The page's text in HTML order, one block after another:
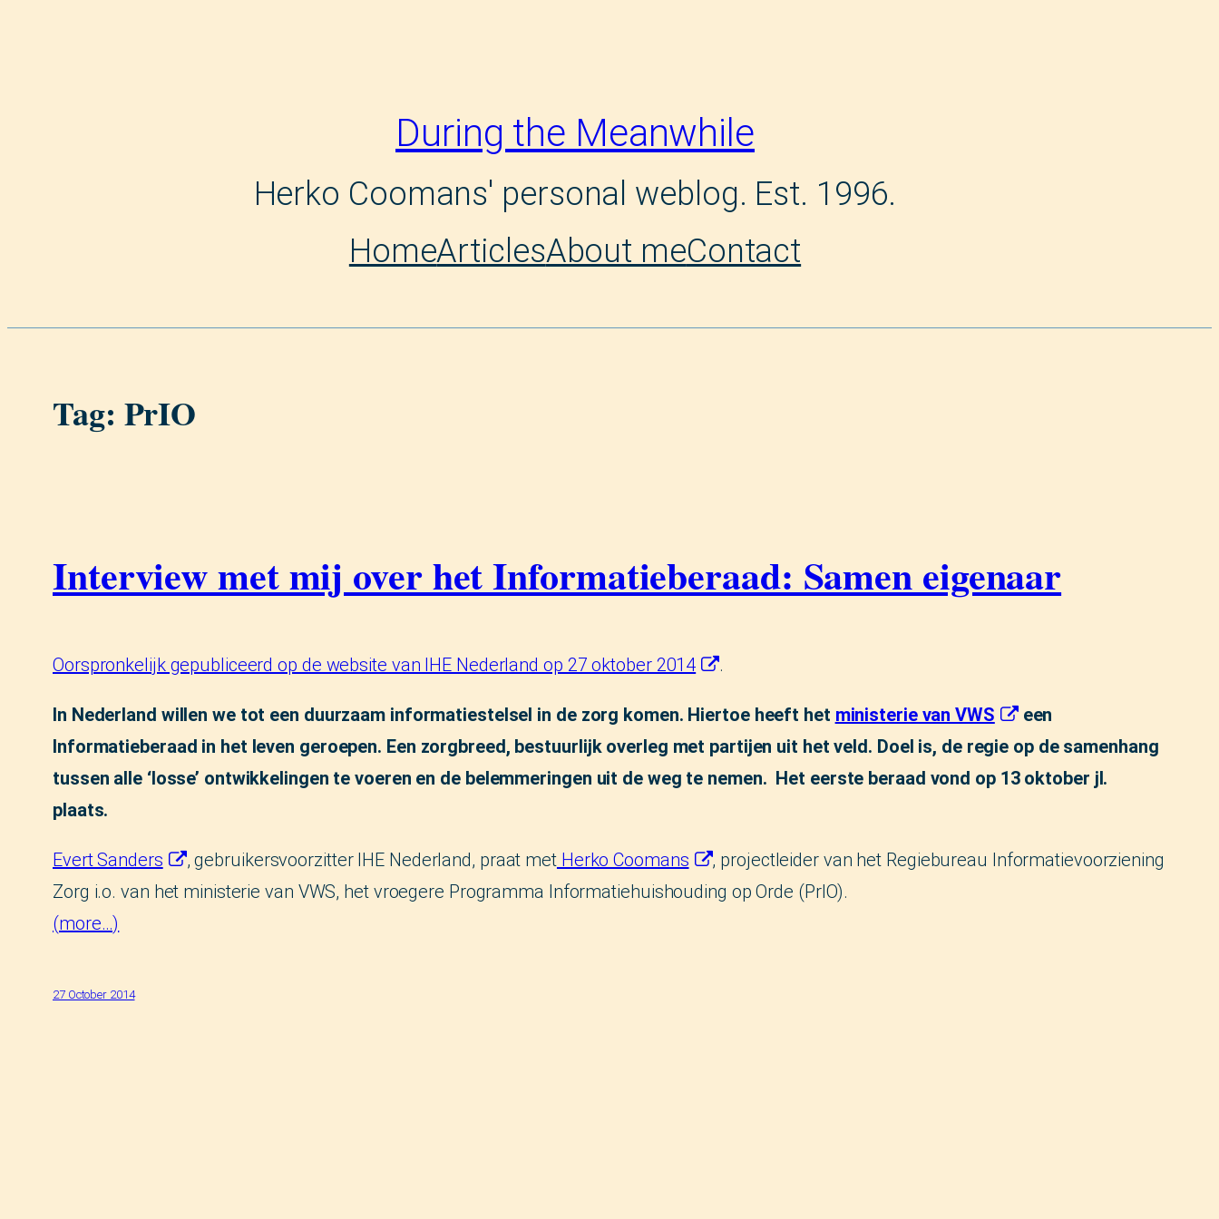
During the Meanwhile
Herko Coomans' personal weblog. Est. 1996.
HomeArticlesAbout meContact
Tag: PrIO
Interview met mij over het Informatieberaad: Samen eigenaar
Oorspronkelijk gepubliceerd op de website van IHE Nederland op 27 oktober 2014 .
In Nederland willen we tot een duurzaam informatiestelsel in de zorg komen. Hiertoe heeft het ministerie van VWS
een
Informatieberaad in het leven geroepen. Een zorgbreed, bestuurlijk overleg met partijen uit het veld. Doel is, de regie op de samenhang
tussen alle ‘losse’ ontwikkelingen te voeren en de belemmeringen uit de weg te nemen. Het eerste beraad vond op 13 oktober jl.
plaats.
Evert Sanders , gebruikersvoorzitter IHE Nederland, praat metHerko Coomans
, projectleider van het Regiebureau Informatievoorziening
Zorg i.o. van het ministerie van VWS, het vroegere Programma Informatiehuishouding op Orde (PrIO).
(more…)
27 October 2014